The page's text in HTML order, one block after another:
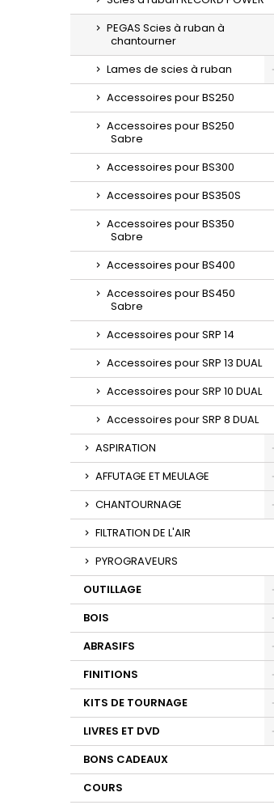
PEGAS Scies à ruban à
chantourner
Lames de scies à ruban
Accessoires pour BS250
Accessoires pour BS250
Sabre
Accessoires pour BS300
Accessoires pour BS350S
Accessoires pour BS350
Sabre
Accessoires pour BS400
Accessoires pour BS450
Sabre
Accessoires pour SRP 14
Accessoires pour SRP 13 DUAL
Accessoires pour SRP 10 DUAL
Accessoires pour SRP 8 DUAL
ASPIRATION
AFFUTAGE ET MEULAGE
CHANTOURNAGE
FILTRATION DE L'AIR
PYROGRAVEURS
OUTILLAGE
BOIS
ABRASIFS
FINITIONS
KITS DE TOURNAGE
LIVRES ET DVD
BONS CADEAUX
COURS